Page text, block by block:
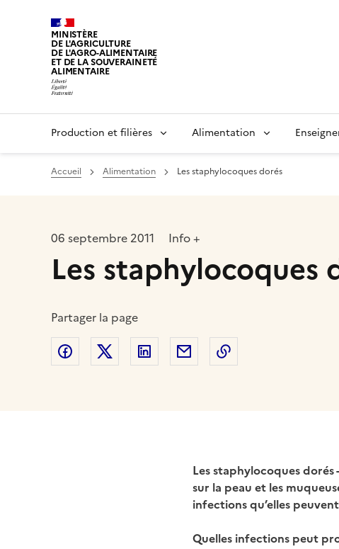
MINISTÈRE
DE L'AGRICULTURE
DE L'AGRO-ALIMENTAIRE
ET DE LA SOUVERAINETÉ
ALIMENTAIRE
Production et filières Alimentation
Accueil Alimentation Les staphylocoques dorés
06 septembre 2011 Info +
Les staphylocoques
Partager la page
Partager sur Facebook
Partager sur Twitter
Partager sur LinkedIn
Partager par email
Les staphylocoques
sur la peau et les
infections qu’elles
Quelles infections peut